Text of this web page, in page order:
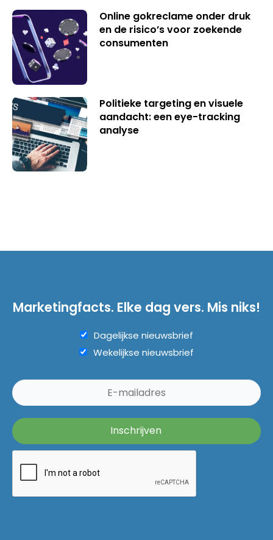
Online gokreclame onder druk
en de risico’s voor zoekende
consumenten
Politieke targeting en visuele
aandacht: een eye-tracking
analyse
Marketingfacts. Elke dag vers. Mis niks!
Dagelijkse nieuwsbrief
Wekelijkse nieuwsbrief